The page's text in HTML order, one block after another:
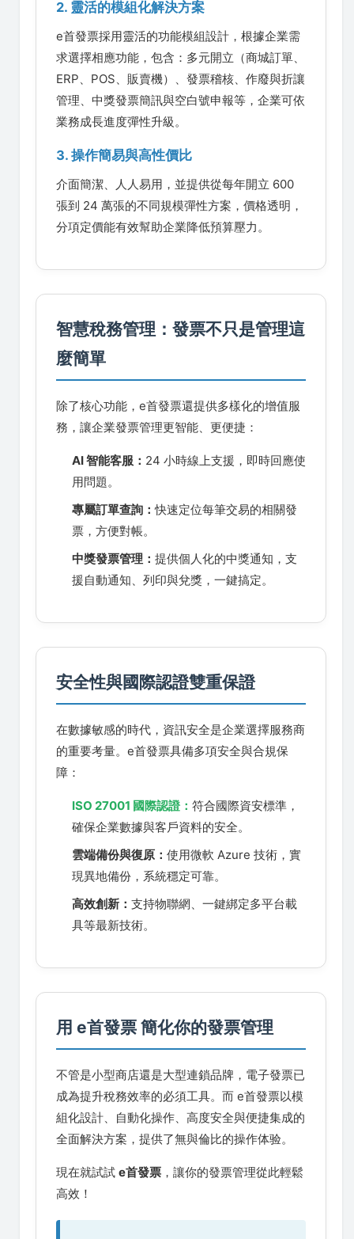
2. 靈活的模組化解決方案
e首發票採用靈活的功能模組設計，根據企業需
求選擇相應功能，包含：多元開立（商城訂單、
ERP、POS、販賣機）、發票稽核、作廢與折讓
管理、中獎發票簡訊與空白號申報等，企業可依
業務成長進度彈性升級。
3. 操作簡易與高性價比
介面簡潔、人人易用，並提供從每年開立 600
張到 24 萬張的不同規模彈性方案，價格透明，
分項定價能有效幫助企業降低預算壓力。
智慧稅務管理：發票不只是管理這
麼簡單
除了核心功能，e首發票還提供多樣化的增值服
務，讓企業發票管理更智能、更便捷：
AI 智能客服： 24 小時線上支援，即時回應使
用問題。
專屬訂單查詢：快速定位每筆交易的相關發
票，方便對帳。
中獎發票管理： 提供個人化的中獎通知，支
援自動通知、列印與兌獎，一鍵搞定。
安全性與國際認證雙重保證
在數據敏感的時代，資訊安全是企業選擇服務商
的重要考量。e首發票具備多項安全與合規保
障：
ISO 27001 國際認證： 符合國際資安標準，
確保企業數據與客戶資料的安全。
雲端備份與復原： 使用微軟 Azure 技術，實
現異地備份，系統穩定可靠。
高效創新： 支持物聯網、一鍵綁定多平台載
具等最新技術。
用 e首發票 簡化你的發票管理
不管是小型商店還是大型連鎖品牌，電子發票已
成為提升稅務效率的必須工具。而 e首發票以模
組化設計、自動化操作、高度安全與便捷集成的
全面解決方案，提供了無與倫比的操作体验。
現在就試試 e首發票 ，讓你的發票管理從此輕鬆
高效！